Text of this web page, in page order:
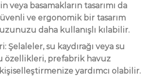
veya basamakların tasarımı da
ve ergonomik bir tasarım
daha kullanışlı kılabilir.
Şelaleler, su kaydırağı veya su
özellikleri, prefabrik havuz
kişiselleştirmenize yardımcı olabilir.